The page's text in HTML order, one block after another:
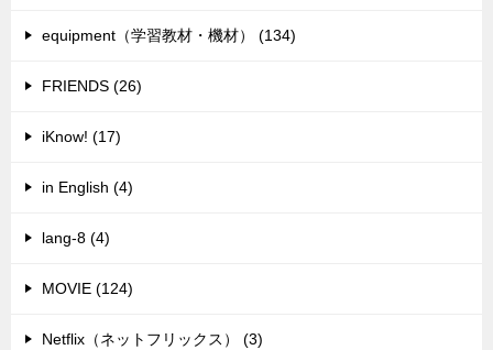
equipment（学習教材・機材） (134)
FRIENDS (26)
iKnow! (17)
in English (4)
lang-8 (4)
MOVIE (124)
Netflix（ネットフリックス） (3)